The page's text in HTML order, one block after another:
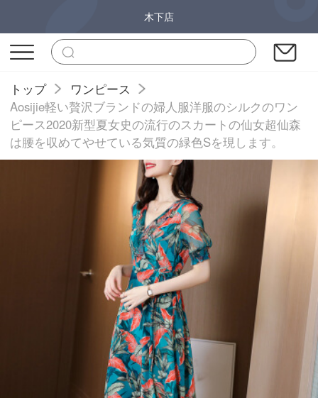
木下店
トップ
ワンピース
Aosijie軽い贅沢ブランドの婦人服洋服のシルクのワン
ピース2020新型夏女史の流行のスカートの仙女超仙森
は腰を収めてやせている気質の緑色Sを現します。